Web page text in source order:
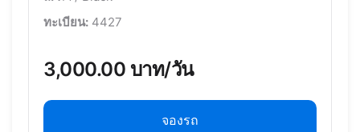
ทะเบียน: 4427
3,000.00 บาท/วัน
จองรถ